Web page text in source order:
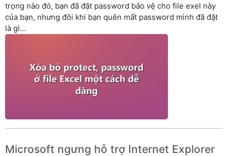
trọng nào đó, bạn đã đặt password bảo vệ cho file exel này
của bạn, nhưng đôi khi bạn quên mất password mình đã đặt
là gì...
Microsoft ngưng hỗ trợ Internet Explorer